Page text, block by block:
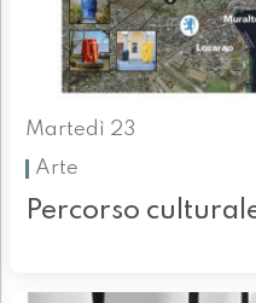
Martedì 23
Arte
Percorso